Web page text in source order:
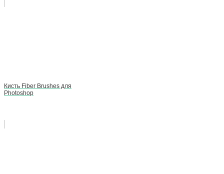
Кисть Fiber Brushes для
Photoshop